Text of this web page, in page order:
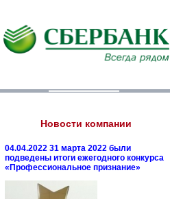
Новости компании
04.04.2022 31 марта 2022 были
подведены итоги ежегодного конкурса
«Профессиональное признание»